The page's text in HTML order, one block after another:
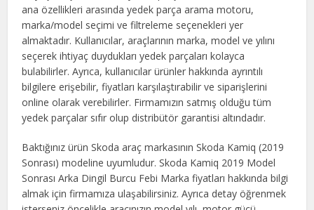
ana özellikleri arasında yedek parça arama motoru,
marka/model seçimi ve filtreleme seçenekleri yer
almaktadır. Kullanıcılar, araçlarının marka, model ve yılını
seçerek ihtiyaç duydukları yedek parçaları kolayca
bulabilirler. Ayrıca, kullanıcılar ürünler hakkında ayrıntılı
bilgilere erişebilir, fiyatları karşılaştırabilir ve siparişlerini
online olarak verebilirler. Firmamızın satmış olduğu tüm
yedek parçalar sıfır olup distribütör garantisi altındadır.
Baktığınız ürün Skoda araç markasının Skoda Kamiq (2019
Sonrası) modeline uyumludur. Skoda Kamiq 2019 Model
Sonrası Arka Dingil Burcu Febi Marka fiyatları hakkında bilgi
almak için firmamıza ulaşabilirsiniz. Ayrıca detay öğrenmek